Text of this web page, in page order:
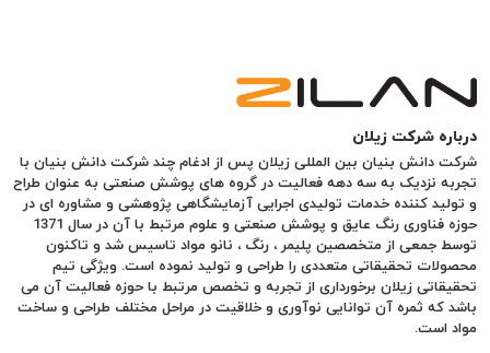
درباره شرکت زیلان
شرکت دانش بنیان بین المللی زیلان پس از ادغام چند شرکت دانش بنیان با
تجربه نزدیک به سه دهه فعالیت در گروه های پوشش صنعتی به عنوان طراح
و تولید کننده خدمات تولیدی اجرایی آزمایشگاهی پژوهشی و مشاوره ای در
حوزه فناوری رنگ عایق و پوشش صنعتی و علوم مرتبط با آن در سال 1371
توسط جمعی از متخصصین پلیمر ، رنگ ، نانو مواد تاسیس شد و تاکنون
محصولات تحقیقاتی متعددی را طراحی و تولید نموده است. ویژگی تیم
تحقیقاتی زیلان برخورداری از تجربه و تخصص مرتبط با حوزه فعالیت آن می
باشد که ثمره آن توانایی نوآوری و خلاقیت در مراحل مختلف طراحی و ساخت
مواد است.